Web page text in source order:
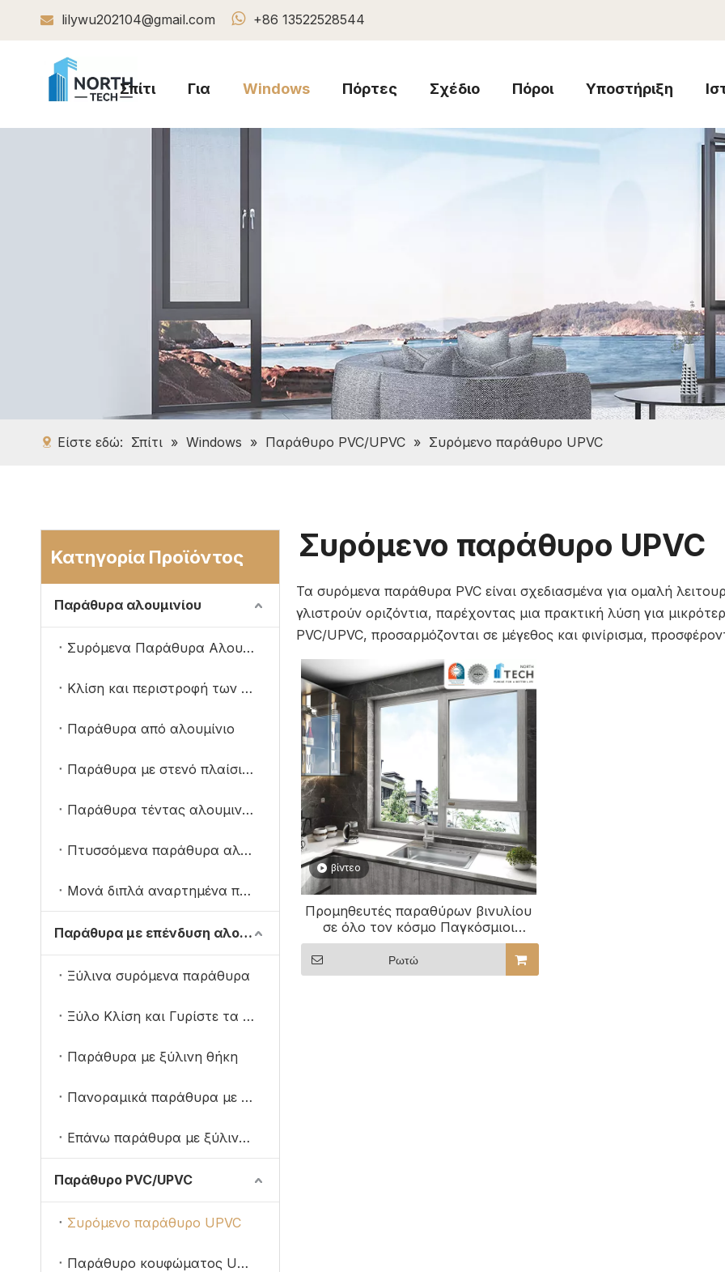
 lilywu202104@gmail.com  +86 13522528544
Σπίτι Για Windows Πόρτες Σχέδιο Πόροι Υποστήριξη
Είστε εδώ: Σπίτι » Windows » Παράθυρο PVC/UPVC » Συρόμενο παράθυρο UPVC
Κατηγορία Προϊόντος
Παράθυρα αλουμινίου
Συρόμενα Παράθυρα Αλουμινίου
Κλίση και περιστροφή των παραθύρων
Παράθυρα από αλουμίνιο
Παράθυρα με στενό πλαίσιο αλουμινίου
Παράθυρα τέντας αλουμινίου
Πτυσσόμενα παράθυρα αλουμινίου
Μονά διπλά αναρτημένα παράθυρα
Παράθυρα με επένδυση αλουμινίου από ξύλο
Ξύλινα συρόμενα παράθυρα
Ξύλο Κλίση και Γυρίστε τα Παράθυρα
Παράθυρα με ξύλινη θήκη
Πανοραμικά παράθυρα με επένδυση αλουμινίου
Επάνω παράθυρα με ξύλινη αψίδα
Παράθυρο PVC/UPVC
Συρόμενο παράθυρο UPVC
Παράθυρο κουφώματος UPVC
Συρόμενο παράθυρο UPVC
Τα συρόμενα παράθυρα PVC είναι σχεδιασμένα για ομαλή
γλιστρούν οριζόντια, παρέχοντας μια πρακτική λύση για
PVC/UPVC, προσαρμόζονται σε μέγεθος και φινίρισμα,
βίντεο
Προμηθευτές παραθύρων βινυλίου
σε όλο τον κόσμο Παγκόσμιοι
κατασκευαστές κουφωμάτων PVC
Συστήματα παραθύρων PVC σε
τιμές χονδρικής
Ρωτώ